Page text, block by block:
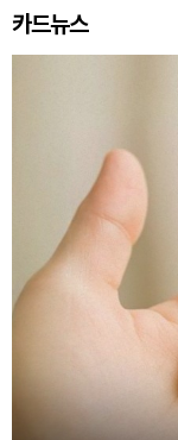
카드뉴스